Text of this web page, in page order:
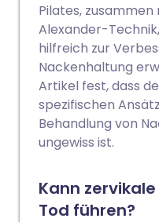
Pilates,
Alexander-
hilfreich zur
Nackenhaltung
Artikel fest, dass
spezifischen
Behandlung von
ungewiss ist.
Kann
Tod führen?